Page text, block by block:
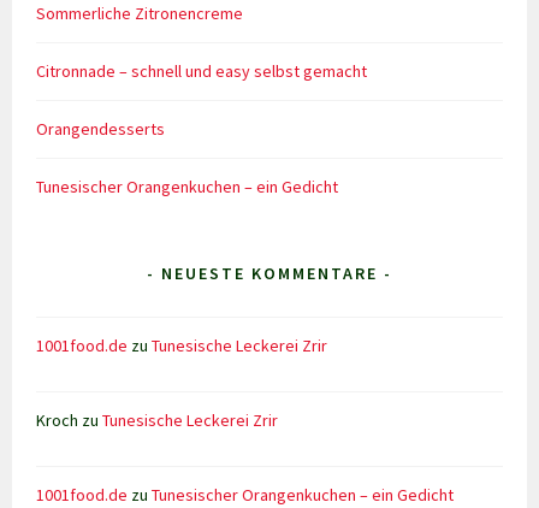
Sommerliche Zitronencreme
Citronnade – schnell und easy selbst gemacht
Orangendesserts
Tunesischer Orangenkuchen – ein Gedicht
- NEUESTE KOMMENTARE -
1001food.de zuTunesische Leckerei Zrir
Kroch zuTunesische Leckerei Zrir
1001food.de zuTunesischer Orangenkuchen – ein Gedicht